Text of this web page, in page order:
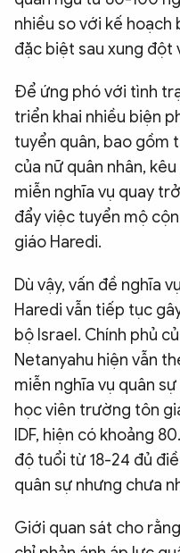
nhiều so với kế hoạch
đặc biệt sau xung đột
Để ứng phó với tình
triển khai nhiều biện
tuyển quân, bao gồm
của nữ quân nhân,
miễn nghĩa vụ quay
đẩy việc tuyển mộ
giáo Haredi.
Dù vậy, vấn đề nghĩa
Haredi vẫn tiếp tục
bộ Israel. Chính phủ
Netanyahu hiện vẫn
miễn nghĩa vụ quân
học viên trường tôn
IDF, hiện có khoảng
độ tuổi từ 18-24 đủ
quân sự nhưng chưa
Giới quan sát cho